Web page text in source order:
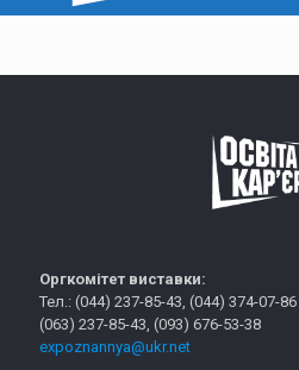
Оргкомітет виставки:
Тел.: (044) 237-85-43, (044) 374-07-86
(063) 237-85-43, (093) 676-53-38
expoznannya@ukr.net